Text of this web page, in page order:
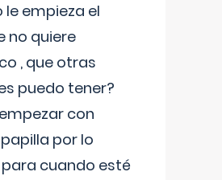
le empieza el
no quiere
, que otras
puedo tener?
con
por lo
cuando esté